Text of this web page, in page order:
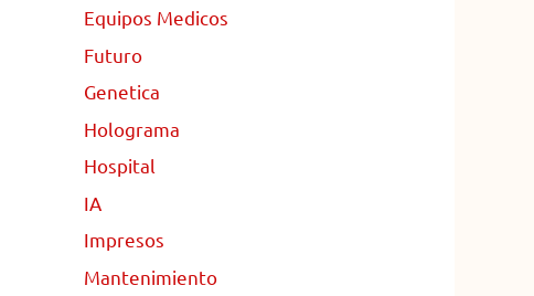
Equipos Medicos
Futuro
Genetica
Holograma
Hospital
IA
Impresos
Mantenimiento